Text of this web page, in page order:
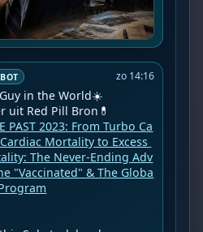
BOT zo 14:16
in the World☀️
PAST 2023: From Turbo Ca
Mortality to Excess
The Never-Ending Adv
"Vaccinated" & The Globa